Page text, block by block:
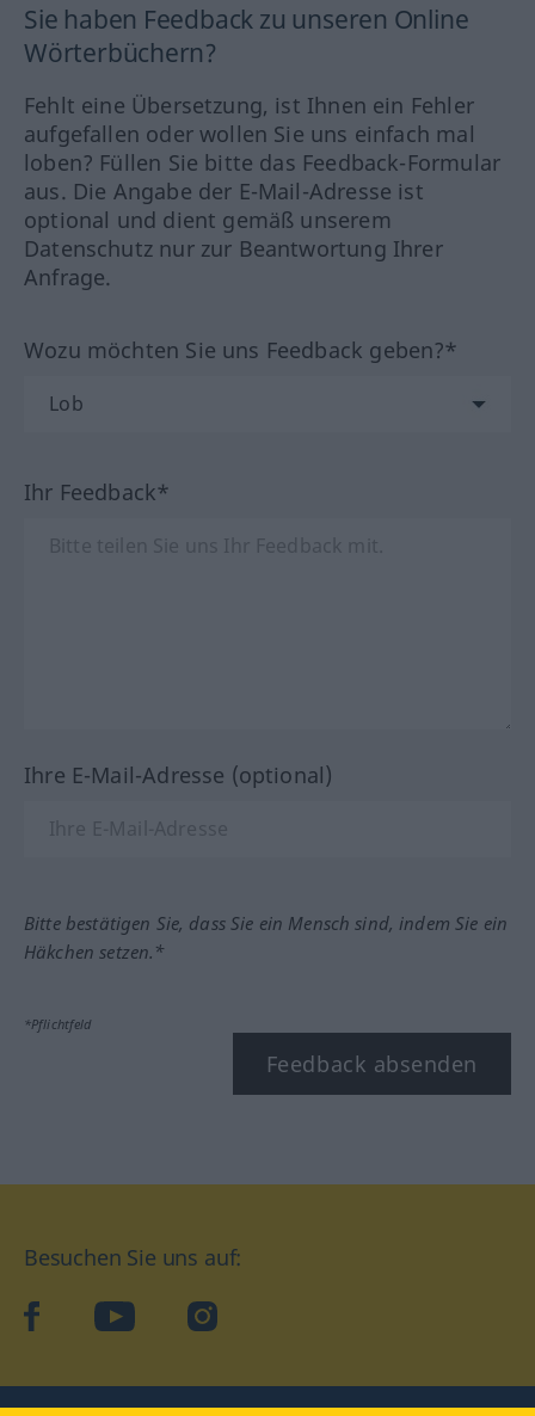
Sie haben Feedback zu unseren Online
Wörterbüchern?
Fehlt eine Übersetzung, ist Ihnen ein Fehler
aufgefallen oder wollen Sie uns einfach mal
loben? Füllen Sie bitte das Feedback-Formular
aus. Die Angabe der E-Mail-Adresse ist
optional und dient gemäß unserem
Datenschutz nur zur Beantwortung Ihrer
Anfrage.
Wozu möchten Sie uns Feedback geben?*
Ihr Feedback*
Ihre E-Mail-Adresse (optional)
Bitte bestätigen Sie, dass Sie ein Mensch sind, indem Sie ein
Häkchen setzen.*
*Pflichtfeld
Feedback absenden
Besuchen Sie uns auf:
facebookYouTube Instagram